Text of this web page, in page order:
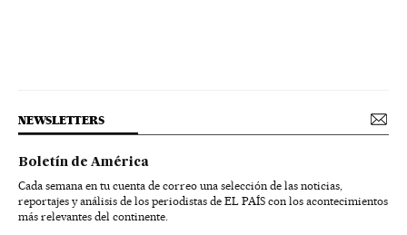
NEWSLETTERS
Boletín de América
Cada semana en tu cuenta de correo una selección de las noticias,
reportajes y análisis de los periodistas de EL PAÍS con los acontecimientos
más relevantes del continente.